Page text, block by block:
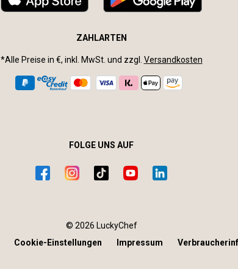
ZAHLARTEN
*Alle Preise in €, inkl. MwSt. und zzgl. Versandkosten
FOLGE UNS AUF
© 2026 LuckyChef
Cookie-Einstellungen Impressum